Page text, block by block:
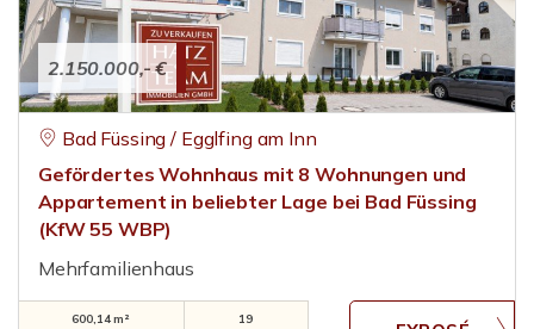
2.150.000,- €
Bad Füssing / Egglfing am Inn
Gefördertes Wohnhaus mit 8 Wohnungen und
Appartement in beliebter Lage bei Bad Füssing
(KfW 55 WBP)
Mehrfamilienhaus
600,14 m²
19